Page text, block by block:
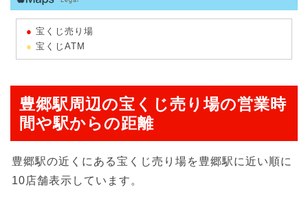
宝くじ売り場
宝くじATM
豊郷駅周辺の宝くじ売り場の営業時
間や駅からの距離
豊郷駅の近くにある宝くじ売り場を豊郷駅に近い順に
10店舗表示しています。